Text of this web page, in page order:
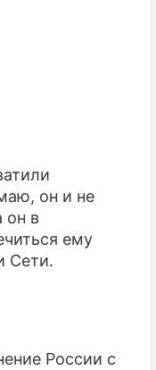
он и не
он в
ему
Сети.
России с